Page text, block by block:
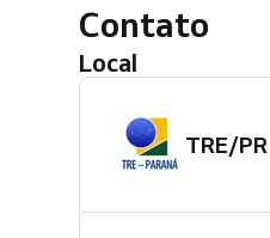
Contato
Local
TRE/